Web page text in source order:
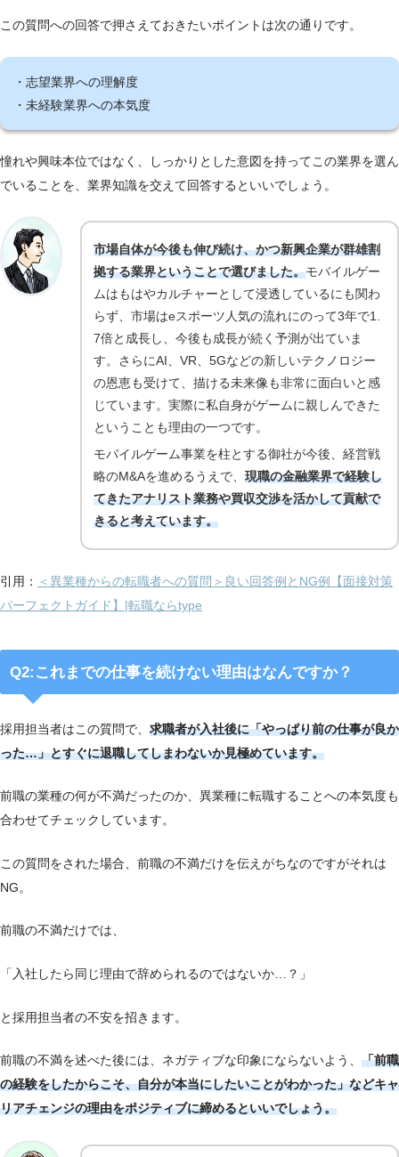
この質問への回答で押さえておきたいポイントは次の通りです。
・志望業界への理解度
・未経験業界への本気度
憧れや興味本位ではなく、しっかりとした意図を持ってこの業界を選ん
でいることを、業界知識を交えて回答するといいでしょう。
市場自体が今後も伸び続け、かつ新興企業が群雄割
拠する業界ということで選びました。モバイルゲー
ムはもはやカルチャーとして浸透しているにも関わ
らず、市場はeスポーツ人気の流れにのって3年で1.
7倍と成長し、今後も成長が続く予測が出ていま
す。さらにAI、VR、5Gなどの新しいテクノロジー
の恩恵も受けて、描ける未来像も非常に面白いと感
じています。実際に私自身がゲームに親しんできた
ということも理由の一つです。
モバイルゲーム事業を柱とする御社が今後、経営戦
略のM&Aを進めるうえで、 現職の金融業界で経験し
てきたアナリスト業務や買収交渉を活かして貢献で
きると考えています。
引用：
＜異業種からの転職者への質問＞良い回答例とNG例【面接対策
パーフェクトガイド】|転職ならtype
Q2:これまでの仕事を続けない理由はなんですか？
採用担当者はこの質問で、 求職者が入社後に「やっぱり前の仕事が良か
った…」とすぐに退職してしまわないか見極めています。
前職の業種の何が不満だったのか、異業種に転職することへの本気度も
合わせてチェックしています。
この質問をされた場合、前職の不満だけを伝えがちなのですがそれは
NG。
前職の不満だけでは、
「入社したら同じ理由で辞められるのではないか…？」
と採用担当者の不安を招きます。
前職の不満を述べた後には、ネガティブな印象にならないよう、 「前職
の経験をしたからこそ、自分が本当にしたいことがわかった」などキャ
リアチェンジの理由をポジティブに締めるといいでしょう。